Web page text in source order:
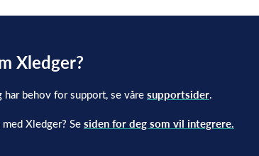
Xledger?
behov for support, se våre supportsider.
Xledger? Se siden for deg som vil integrere.